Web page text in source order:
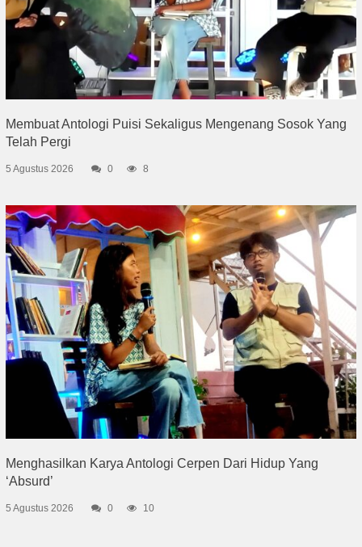
Membuat Antologi Puisi Sekaligus Mengenang Sosok Yang
Telah Pergi
5 Agustus 2026 0 8
Menghasilkan Karya Antologi Cerpen Dari Hidup Yang
‘Absurd’
5 Agustus 2026 0 10